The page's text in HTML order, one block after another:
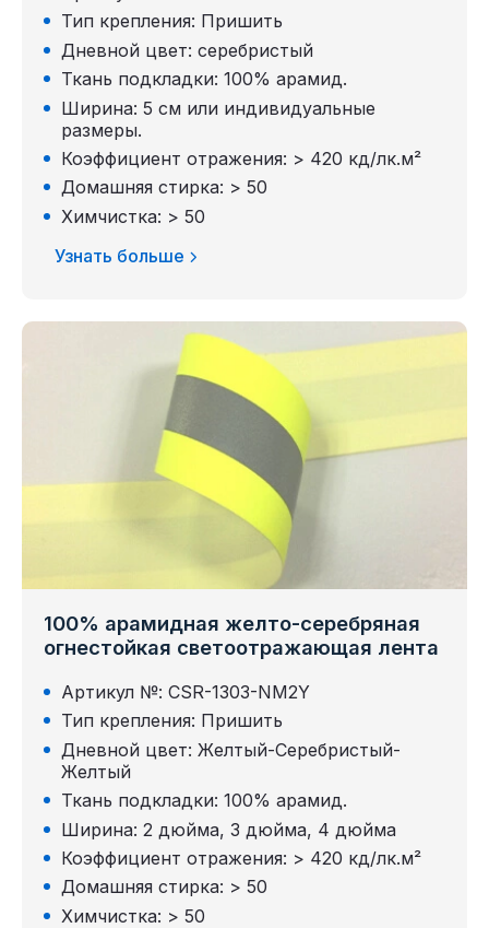
Тип крепления: Пришить
Дневной цвет: серебристый
Ткань подкладки: 100% арамид.
Ширина: 5 см или индивидуальные
размеры.
Коэффициент отражения: > 420 кд/лк.м²
Домашняя стирка: > 50
Химчистка: > 50
Узнать больше
100% арамидная желто-серебряная
огнестойкая светоотражающая лента
Артикул №: CSR-1303-NM2Y
Тип крепления: Пришить
Дневной цвет: Желтый-Серебристый-
Желтый
Ткань подкладки: 100% арамид.
Ширина: 2 дюйма, 3 дюйма, 4 дюйма
Коэффициент отражения: > 420 кд/лк.м²
Домашняя стирка: > 50
Химчистка: > 50